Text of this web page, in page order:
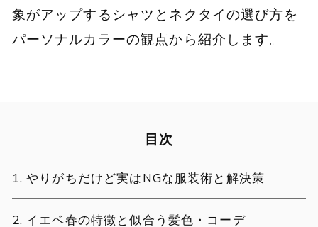
象がアップするシャツとネクタイの選び方を
パーソナルカラーの観点から紹介します。
目次
やりがちだけど実はNGな服装術と解決策
イエベ春の特徴と似合う髪色・コーデ